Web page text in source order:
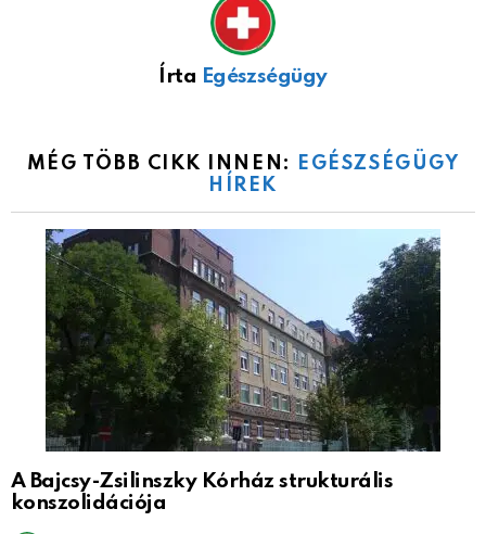
Írta Egészségügy
MÉG TÖBB CIKK INNEN:
EGÉSZSÉGÜGY
HÍREK
A Bajcsy-Zsilinszky Kórház strukturális
konszolidációja